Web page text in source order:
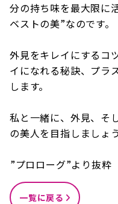
分の持ち味を最大限に
ベストの美”なのです。
外見をキレイにするコ
イになれる秘訣、プラ
します。
私と一緒に、外見、そ
の美人を目指しましょう
――”プロローグ”より抜粋
一覧に戻る